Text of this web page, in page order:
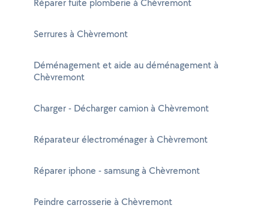
Réparer fuite plomberie à Chèvremont
Serrures à Chèvremont
Déménagement et aide au déménagement à
Chèvremont
Charger - Décharger camion à Chèvremont
Réparateur électroménager à Chèvremont
Réparer iphone - samsung à Chèvremont
Peindre carrosserie à Chèvremont